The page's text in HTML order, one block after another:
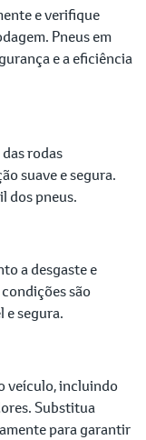
e verifique
Pneus em
e a eficiência
rodas
suave e segura.
dos pneus.
a desgaste e
são
e segura.
veículo, incluindo
Substitua
para garantir